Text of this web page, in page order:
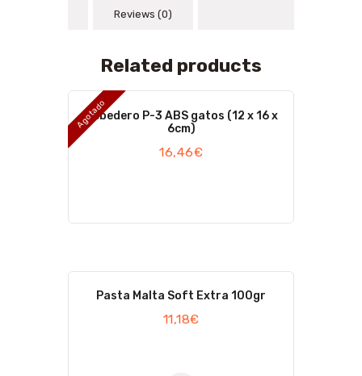
Reviews (0)
Related products
Agotado
Bebedero P-3 ABS gatos (12 x 16 x
6cm)
16,46€
Pasta Malta Soft Extra 100gr
11,18€